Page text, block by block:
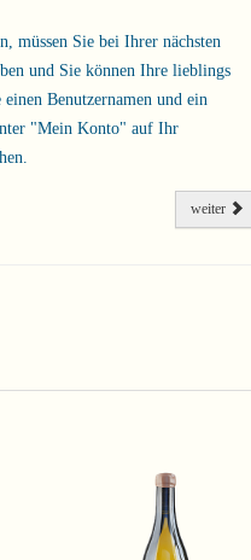
müssen Sie bei Ihrer nächsten
und Sie können Ihre lieblings
Benutzernamen und ein
"Mein Konto" auf Ihr
weiter